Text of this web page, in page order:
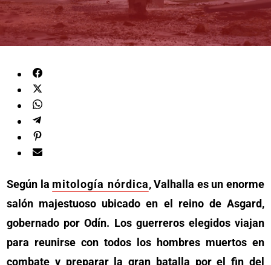
Según la mitología nórdica, Valhalla es un enorme
salón majestuoso ubicado en el reino de Asgard,
gobernado por Odín. Los guerreros elegidos viajan
para reunirse con todos los hombres muertos en
combate y preparar la gran batalla por el fin del